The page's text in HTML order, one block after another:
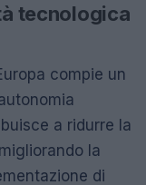
tecnologica
compie un
a ridurre la
la
di